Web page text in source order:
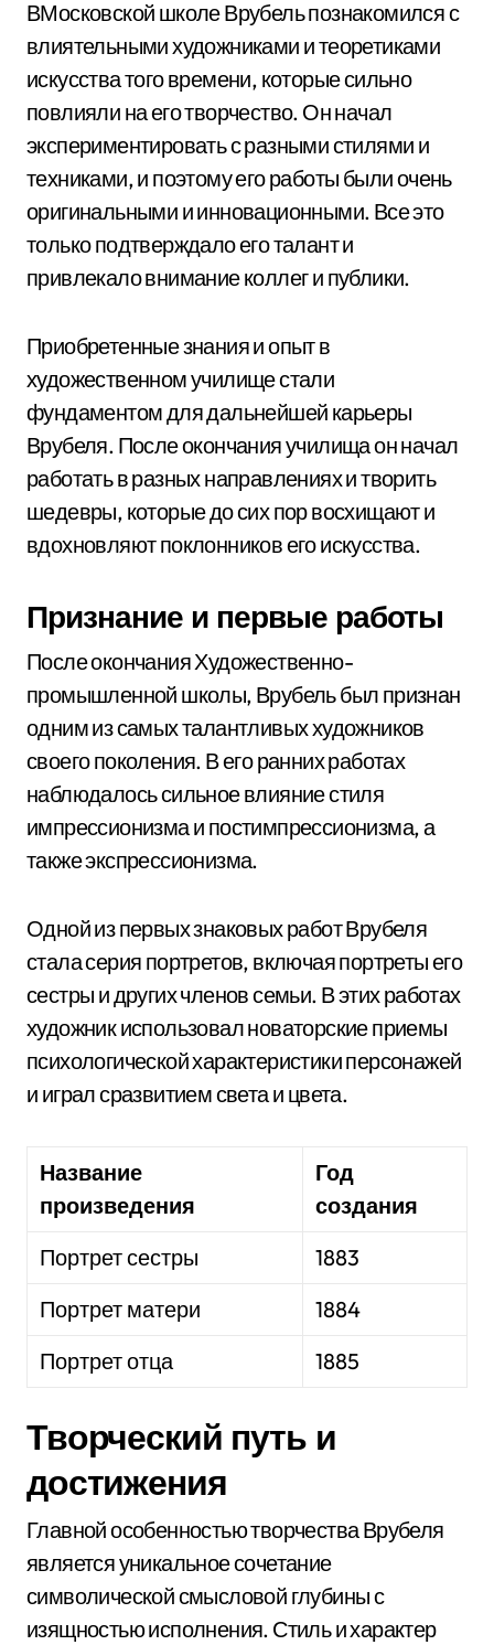
ВМосковской школе Врубель познакомился с
влиятельными художниками и теоретиками
искусства того времени, которые сильно
повлияли на его творчество. Он начал
экспериментировать с разными стилями и
техниками, и поэтому его работы были очень
оригинальными и инновационными. Все это
только подтверждало его талант и
привлекало внимание коллег и публики.
Приобретенные знания и опыт в
художественном училище стали
фундаментом для дальнейшей карьеры
Врубеля. После окончания училища он начал
работать в разных направлениях и творить
шедевры, которые до сих пор восхищают и
вдохновляют поклонников его искусства.
Признание и первые работы
После окончания Художественно-
промышленной школы, Врубель был признан
одним из самых талантливых художников
своего поколения. В его ранних работах
наблюдалось сильное влияние стиля
импрессионизма и постимпрессионизма, а
также экспрессионизма.
Одной из первых знаковых работ Врубеля
стала серия портретов, включая портреты его
сестры и других членов семьи. В этих работах
художник использовал новаторские приемы
психологической характеристики персонажей
и играл сразвитием света и цвета.
Название
произведения
Год
создания
Портрет сестры
1883
Портрет матери
1884
Портрет отца
1885
Творческий путь и
достижения
Главной особенностью творчества Врубеля
является уникальное сочетание
символической смысловой глубины с
изящностью исполнения. Стиль и характер